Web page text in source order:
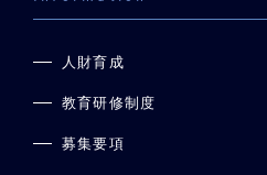
人財育成
教育研修制度
募集要項